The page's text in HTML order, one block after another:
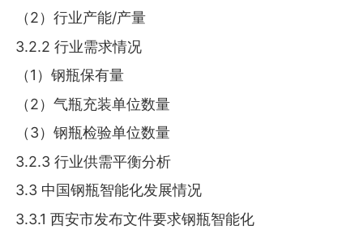
（2）行业产能/产量
3.2.2 行业需求情况
（1）钢瓶保有量
（2）气瓶充装单位数量
（3）钢瓶检验单位数量
3.2.3 行业供需平衡分析
3.3 中国钢瓶智能化发展情况
3.3.1 西安市发布文件要求钢瓶智能化